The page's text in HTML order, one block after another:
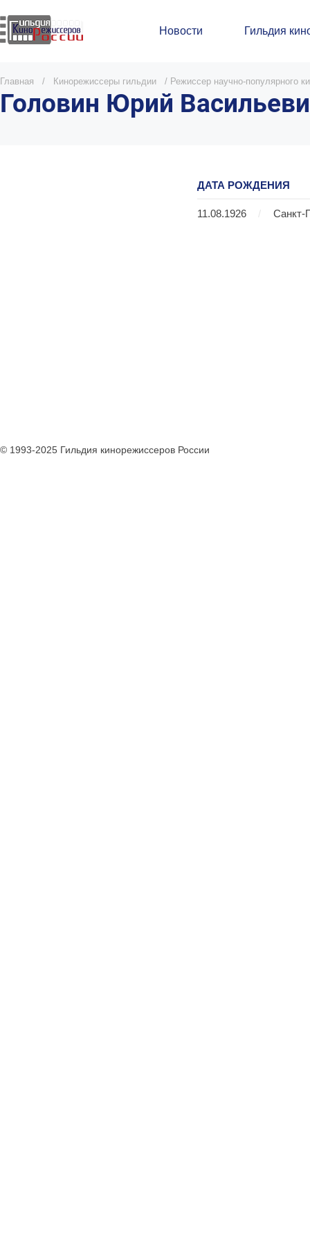
Новости Гильдия
Главная / Кинорежиссеры гильдии / Режиссер научно-популярного
Головин Юрий
ДАТА РОЖДЕНИЯ
11.08.1926 / Санкт-
© 1993-2025 Гильдия кинорежиссеров России